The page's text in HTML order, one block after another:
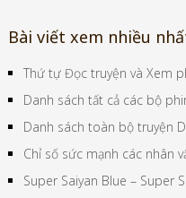
Bài viết xem nhiều
Thứ tự Đọc truyện và Xem
Danh sách tất cả các bộ
Danh sách toàn bộ truyện
Chỉ số sức mạnh các nhân
Super Saiyan Blue – Super